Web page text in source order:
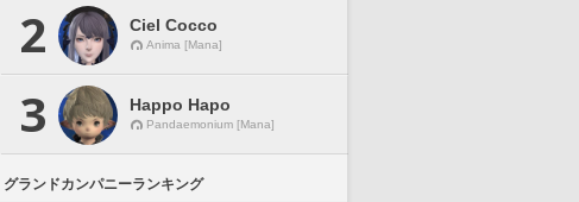
2 Ciel Cocco
Anima [Mana]
3 Happo Hapo
Pandaemonium [Mana]
グランドカンパニーランキング